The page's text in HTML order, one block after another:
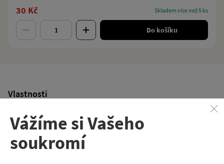
30 Kč skladem více než 5 ks
Do košíku
Vlastnosti
Kód produktu KP114_HR
Vážíme si Vašeho
soukromí